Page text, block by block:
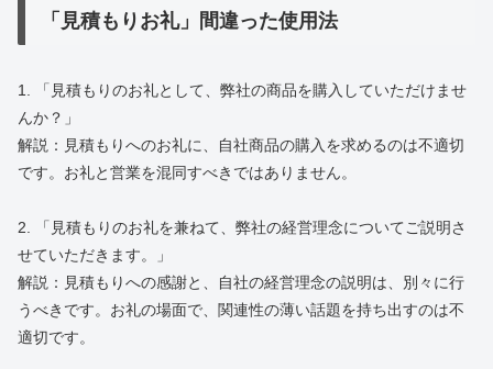
「見積もりお礼」間違った使用法
1. 「見積もりのお礼として、弊社の商品を購入していただけませ
んか？」
解説：見積もりへのお礼に、自社商品の購入を求めるのは不適切
です。お礼と営業を混同すべきではありません。
2. 「見積もりのお礼を兼ねて、弊社の経営理念についてご説明さ
せていただきます。」
解説：見積もりへの感謝と、自社の経営理念の説明は、別々に行
うべきです。お礼の場面で、関連性の薄い話題を持ち出すのは不
適切です。